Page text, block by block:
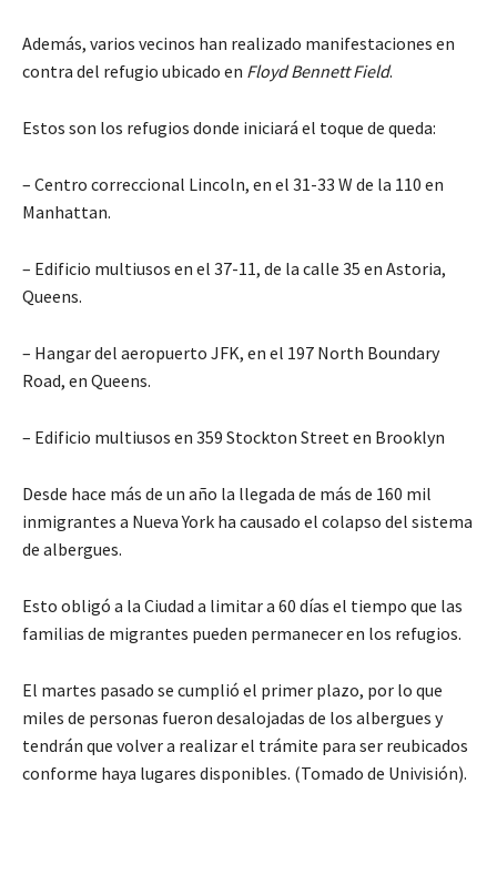
Además, varios vecinos han realizado manifestaciones en
contra del refugio ubicado en Floyd Bennett Field.
Estos son los refugios donde iniciará el toque de queda:
– Centro correccional Lincoln, en el 31-33 W de la 110 en
Manhattan.
– Edificio multiusos en el 37-11, de la calle 35 en Astoria,
Queens.
– Hangar del aeropuerto JFK, en el 197 North Boundary
Road, en Queens.
– Edificio multiusos en 359 Stockton Street en Brooklyn
Desde hace más de un año la llegada de más de 160 mil
inmigrantes a Nueva York ha causado el colapso del sistema
de albergues.
Esto obligó a la Ciudad a limitar a 60 días el tiempo que las
familias de migrantes pueden permanecer en los refugios.
El martes pasado se cumplió el primer plazo, por lo que
miles de personas fueron desalojadas de los albergues y
tendrán que volver a realizar el trámite para ser reubicados
conforme haya lugares disponibles. (Tomado de Univisión).